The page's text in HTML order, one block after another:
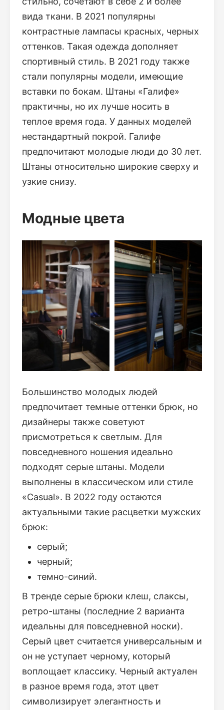
вида ткани. В 2021 популярны
контрастные лампасы красных, черных
оттенков. Такая одежда дополняет
спортивный стиль. В 2021 году также
стали популярны модели, имеющие
вставки по бокам. Штаны «Галифе»
практичны, но их лучше носить в
теплое время года. У данных моделей
нестандартный покрой. Галифе
предпочитают молодые люди до 30 лет.
Штаны относительно широкие сверху и
узкие снизу.
Модные цвета
Большинство молодых людей
предпочитает темные оттенки брюк, но
дизайнеры также советуют
присмотреться к светлым. Для
повседневного ношения идеально
подходят серые штаны. Модели
выполнены в классическом или стиле
«Casual». В 2022 году остаются
актуальными такие расцветки мужских
брюк:
серый;
черный;
темно-синий.
В тренде серые брюки клеш, слаксы,
ретро-штаны (последние 2 варианта
идеальны для повседневной носки).
Серый цвет считается универсальным и
он не уступает черному, который
воплощает классику. Черный актуален
в разное время года, этот цвет
символизирует элегантность и